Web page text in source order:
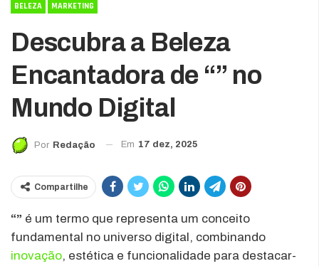
BELEZA MARKETING
Descubra a Beleza
Encantadora de “” no
Mundo Digital
Por Redação Em 17 dez, 2025
Compartilhe
“” é um termo que representa um conceito
fundamental no universo digital, combinando
inovação, estética e funcionalidade para destacar-